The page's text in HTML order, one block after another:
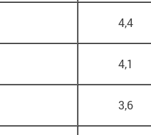
4,4
4,1
3,6